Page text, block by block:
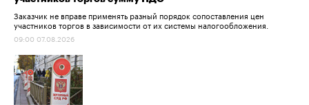
Заказчик не вправе применять разный порядок сопоставления цен
участников торгов в зависимости от их системы налогообложения.
09:00 07.08.2026